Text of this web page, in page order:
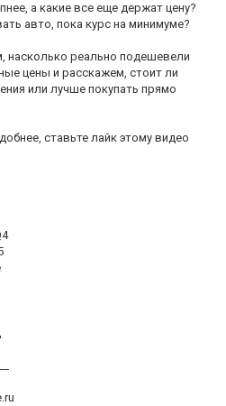
а какие все еще держат цену?
авто, пока курс на минимуме?
насколько реально подешевели
цены и расскажем, стоит ли
или лучше покупать прямо
ставьте лайк этому видео